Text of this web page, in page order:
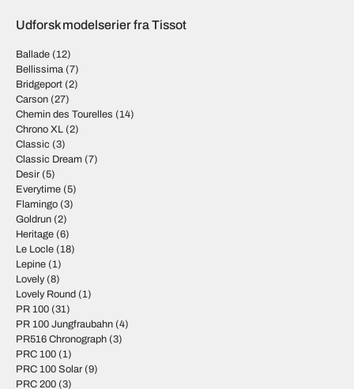
Udforsk modelserier fra Tissot
Ballade (12)
Bellissima (7)
Bridgeport (2)
Carson (27)
Chemin des Tourelles (14)
Chrono XL (2)
Classic (3)
Classic Dream (7)
Desir (5)
Everytime (5)
Flamingo (3)
Goldrun (2)
Heritage (6)
Le Locle (18)
Lepine (1)
Lovely(8)
Lovely Round (1)
PR 100 (31)
PR 100 Jungfraubahn (4)
PR516 Chronograph (3)
PRC 100 (1)
PRC 100 Solar (9)
PRC 200 (3)